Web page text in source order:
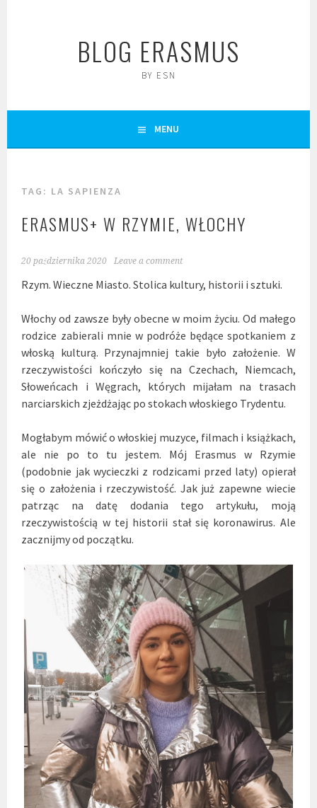
BLOG ERASMUS
BY ESN
MENU
TAG: LA SAPIENZA
ERASMUS+ W RZYMIE, WŁOCHY
20 października 2020 Leave a comment
Rzym. Wieczne Miasto. Stolica kultury, historii i sztuki.
Włochy od zawsze były obecne w moim życiu. Od małego
rodzice zabierali mnie w podróże będące spotkaniem z
włoską kulturą. Przynajmniej takie było założenie. W
rzeczywistości kończyło się na Czechach, Niemcach,
Słoweńcach i Węgrach, których mijałam na trasach
narciarskich zjeżdżając po stokach włoskiego Trydentu.
Mogłabym mówić o włoskiej muzyce, filmach i książkach,
ale nie po to tu jestem. Mój Erasmus w Rzymie
(podobnie jak wycieczki z rodzicami przed laty) opierał
się o założenia i rzeczywistość. Jak już zapewne wiecie
patrząc na datę dodania tego artykułu, moją
rzeczywistością w tej historii stał się koronawirus. Ale
zacznijmy od początku.